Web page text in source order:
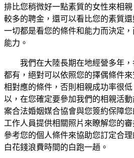
排比您稍微好一點素質的女性來相
較多的聘金，還可以看比您的素質
一切都是看您的條件和能力而決定
能力。
我們在大陸長期在地經營多年
都有，絕對可以依照您的擇偶條件
相對應的條件，否則相親成功率很
以，在您確定要參加我們的相親活
案合法婚姻媒合協會與您簽約保障
工作人員提供相關照片來瞭解您的
參考您的個人條件來協助您訂定合
白花錢浪費時間的白跑一趟。